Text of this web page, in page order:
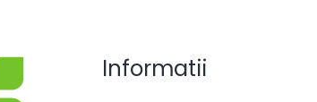
Informatii